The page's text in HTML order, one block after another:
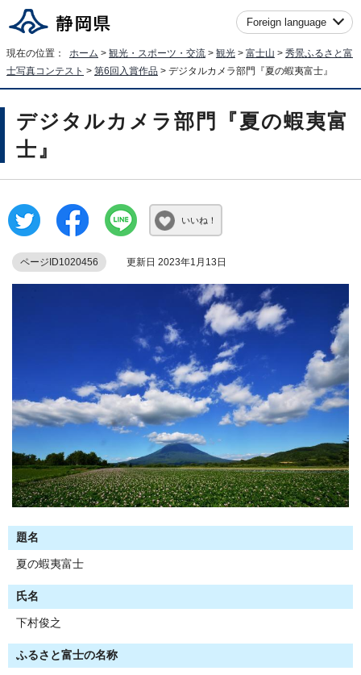
Foreign language
現在の位置： ホーム > 観光・スポーツ・交流 > 観光 > 富士山 > 秀景ふるさと富
士写真コンテスト > 第6回入賞作品 > デジタルカメラ部門『夏の蝦夷富士』
デジタルカメラ部門『夏の蝦夷富
士』
いいね！
ページID1020456 更新日 2023年1月13日
題名
夏の蝦夷富士
氏名
下村俊之
ふるさと富士の名称